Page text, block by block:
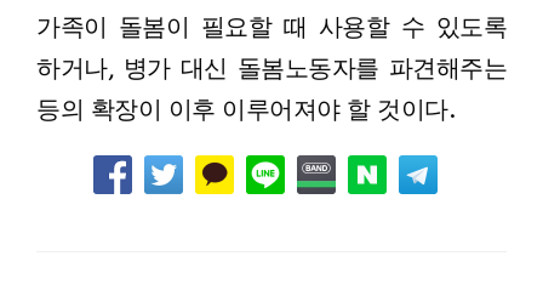
가족이 돌봄이 필요할 때 사용할 수 있도록
하거나, 병가 대신 돌봄노동자를 파견해주는
등의 확장이 이후 이루어져야 할 것이다.